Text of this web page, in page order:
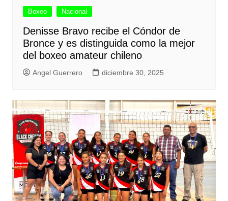
Boxeo Nacional
Denisse Bravo recibe el Cóndor de
Bronce y es distinguida como la mejor
del boxeo amateur chileno
Angel Guerrero diciembre 30, 2025